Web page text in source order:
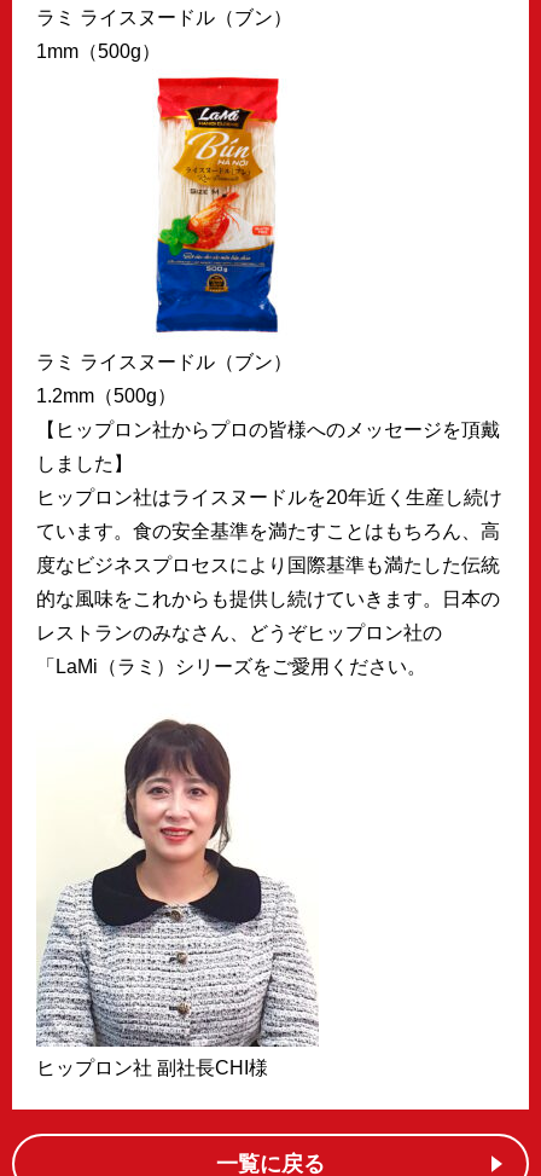
ラミ ライスヌードル（ブン）
1mm（500g）
ラミ ライスヌードル（ブン）
1.2mm（500g）
【ヒップロン社からプロの皆様へのメッセージを頂戴
しました】
ヒップロン社はライスヌードルを20年近く生産し続け
ています。食の安全基準を満たすことはもちろん、高
度なビジネスプロセスにより国際基準も満たした伝統
的な風味をこれからも提供し続けていきます。日本の
レストランのみなさん、どうぞヒップロン社の
「LaMi（ラミ）シリーズをご愛用ください。
ヒップロン社 副社長CHI様
一覧に戻る